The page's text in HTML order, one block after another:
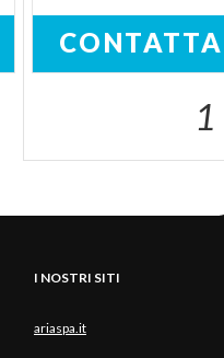
CONTATTA
1
I NOSTRI SITI
ariaspa.it